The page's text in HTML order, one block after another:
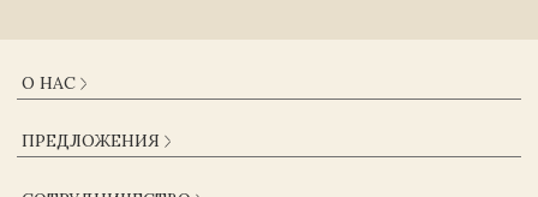
О НАС
ДОСТАВКА И ОПЛАТА
ПРЕДЛОЖЕНИЯ